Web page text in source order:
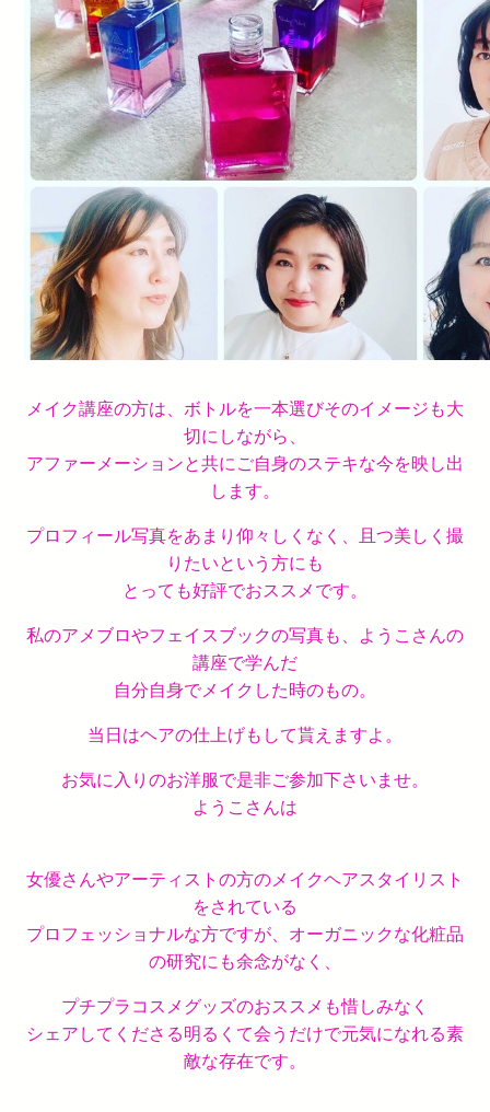
メイク講座の方は、ボトルを一本選びそのイメージも大
切にしながら、
アファーメーションと共にご自身のステキな今を映し出
します。
プロフィール写真をあまり仰々しくなく、且つ美しく撮
りたいという方にも
とっても好評でおススメです。
私のアメブロやフェイスブックの写真も、ようこさんの
講座で学んだ
自分自身でメイクした時のもの。
当日はヘアの仕上げもして貰えますよ。
お気に入りのお洋服で是非ご参加下さいませ。
ようこさんは
女優さんやアーティストの方のメイクヘアスタイリスト
をされている
プロフェッショナルな方ですが、オーガニックな化粧品
の研究にも余念がなく、
プチプラコスメグッズのおススメも惜しみなく
シェアしてくださる明るくて会うだけで元気になれる素
敵な存在です。